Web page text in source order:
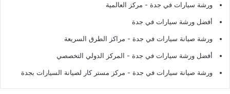
ورشة سيارات في جدة - مركز العالمية
أفضل ورشة سيارات في جدة
ورشة صيانة سيارات في جدة - مراكز الطرق السريعة
أفضل ورشة سيارات في جدة - المركز الدولي التخصصي
ورشة صيانة سيارات في جدة - مركز مستر كار لصيانة السيارات بجدة